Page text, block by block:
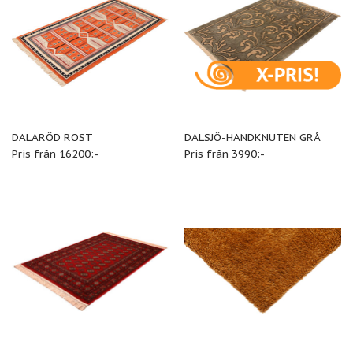
DALARÖD ROST
Pris från 16200:-
DALSJÖ-HANDKNUTEN GRÅ
Pris från 3990:-